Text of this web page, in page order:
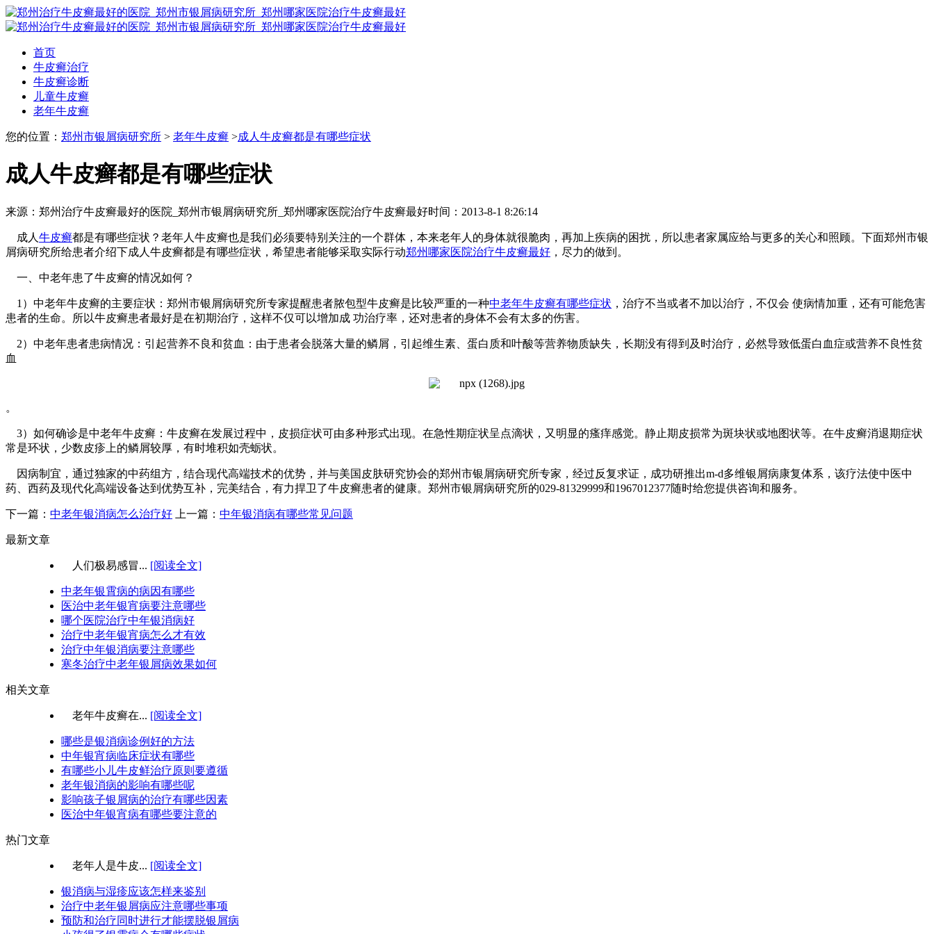
首页
牛皮癣治疗
牛皮癣诊断
儿童牛皮癣
老年牛皮癣
您的位置： 郑州市银屑病研究所 > 老年牛皮癣 >成人牛皮癣都是有哪些症状
成人牛皮癣都是有哪些症状
来源：郑州治疗牛皮癣最好的医院_郑州市银屑病研究所_郑州哪家医院治疗牛皮癣最好时间：2013-8-1 8:26:14
成人 牛皮癣都是有哪些症状？老年人牛皮癣也是我们必须要特别关注的一个群体，本来老年人的身体就很脆肉，再加上疾病的困扰，所以患者家属应给与更多的关心和照顾。下面郑州市银
屑病研究所给患者介绍下成人牛皮癣都是有哪些症状，希望患者能够采取实际行动郑州哪家医院治疗牛皮癣最好 ，尽力的做到。
一、中老年患了牛皮癣的情况如何？
1）中老年牛皮癣的主要症状：郑州市银屑病研究所专家提醒患者脓包型牛皮癣是比较严重的一种中老年牛皮癣有哪些症状 ，治疗不当或者不加以治疗，不仅会 使病情加重，还有可能危害
患者的生命。所以牛皮癣患者最好是在初期治疗，这样不仅可以增加成 功治疗率，还对患者的身体不会有太多的伤害。
2）中老年患者患病情况：引起营养不良和贫血：由于患者会脱落大量的鳞屑，引起维生素、蛋白质和叶酸等营养物质缺失，长期没有得到及时治疗，必然导致低蛋白血症或营养不良性贫
血
。
3）如何确诊是中老年牛皮癣：牛皮癣在发展过程中，皮损症状可由多种形式出现。在急性期症状呈点滴状，又明显的瘙痒感觉。静止期皮损常为斑块状或地图状等。在牛皮癣消退期症状
常是环状，少数皮疹上的鳞屑较厚，有时堆积如壳蛎状。
因病制宜，通过独家的中药组方，结合现代高端技术的优势，并与美国皮肤研究协会的郑州市银屑病研究所专家，经过反复求证，成功研推出m-d多维银屑病康复体系，该疗法使中医中
药、西药及现代化高端设备达到优势互补，完美结合，有力捍卫了牛皮癣患者的健康。郑州市银屑病研究所的029-81329999和1967012377随时给您提供咨询和服务。
下一篇： 中老年银消病怎么治疗好 上一篇： 中年银消病有哪些常见问题
最新文章
人们极易感冒... [阅读全文]
中老年银霄病的病因有哪些
医治中老年银宵病要注意哪些
哪个医院治疗中年银消病好
治疗中老年银宵病怎么才有效
治疗中年银消病要注意哪些
寒冬治疗中老年银屑病效果如何
相关文章
老年牛皮癣在... [阅读全文]
哪些是银消病诊例好的方法
中年银宵病临床症状有哪些
有哪些小儿牛皮鲜治疗原则要遵循
老年银消病的影响有哪些呢
影响孩子银屑病的治疗有哪些因素
医治中年银宵病有哪些要注意的
热门文章
老年人是牛皮... [阅读全文]
银消病与湿疹应该怎样来鉴别
治疗中老年银屑病应注意哪些事项
预防和治疗同时进行才能摆脱银屑病